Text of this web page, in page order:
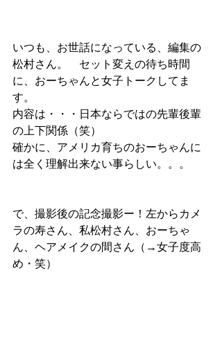
いつも、お世話になっている、編集の
松村さん。　セット変えの待ち時間
に、おーちゃんと女子トークしてま
す。
内容は・・・日本ならではの先輩後輩
の上下関係（笑）
確かに、アメリカ育ちのおーちゃんに
は全く理解出来ない事らしい。。。
で、撮影後の記念撮影ー！左からカメ
ラの寿さん、私松村さん、おーちゃ
ん、ヘアメイクの間さん（→女子度高
め・笑）